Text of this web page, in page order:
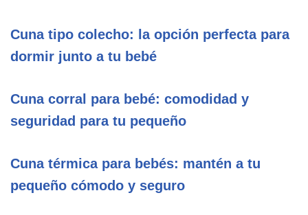
Cuna tipo colecho: la opción perfecta para
dormir junto a tu bebé
Cuna corral para bebé: comodidad y
seguridad para tu pequeño
Cuna térmica para bebés: mantén a tu
pequeño cómodo y seguro